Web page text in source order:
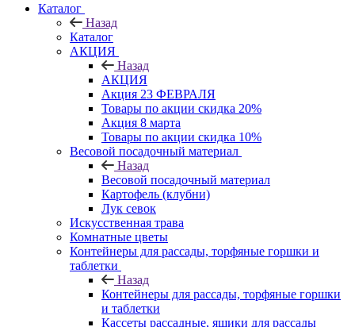
Каталог
Назад
Каталог
АКЦИЯ
Назад
АКЦИЯ
Акция 23 ФЕВРАЛЯ
Товары по акции скидка 20%
Акция 8 марта
Товары по акции скидка 10%
Весовой посадочный материал
Назад
Весовой посадочный материал
Картофель (клубни)
Лук севок
Искусственная трава
Комнатные цветы
Контейнеры для рассады, торфяные горшки и
таблетки
Назад
Контейнеры для рассады, торфяные горшки
и таблетки
Кассеты рассадные, ящики для рассады